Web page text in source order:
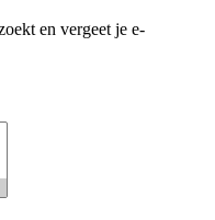
en vergeet je e-